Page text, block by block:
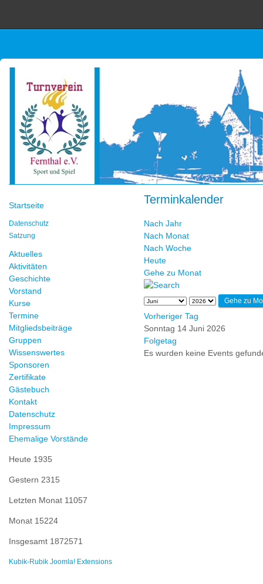
Startseite
Datenschutz
Satzung
Aktuelles
Aktivitäten
Geschichte
Vorstand
Kurse
Termine
Mitgliedsbeiträge
Gruppen
Wissenswertes
Sponsoren
Zertifikate
Gästebuch
Kontakt
Datenschutz
Impressum
Ehemalige Vorstände
Heute 1935
Gestern 2315
Letzten Monat 11057
Monat 15224
Insgesamt 1872571
Kubik-Rubik Joomla! Extensions
Terminkalender
Nach Jahr
Nach Monat
Nach Woche
Heute
Gehe zu Monat
Gehe zu
Vorheriger Tag
Sonntag 14 Juni 2026
Folgetag
Es wurden keine Events